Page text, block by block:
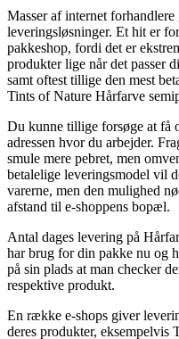
Masser af internet
leveringsløsninger. Et hit er
pakkeshop, fordi det er
produkter lige når det passer
samt oftest tillige den mest
Tints of Nature Hårfarve
Du kunne tillige forsøge at få
adressen hvor du arbejder.
smule mere pebret, men
betalelige leveringsmodel vil
varerne, men den mulighed
afstand til e-shoppens bopæl.
Antal dages levering på
har brug for din pakke nu og
på sin plads at man checker
respektive produkt.
En række e-shops giver
deres produkter, eksempelvis